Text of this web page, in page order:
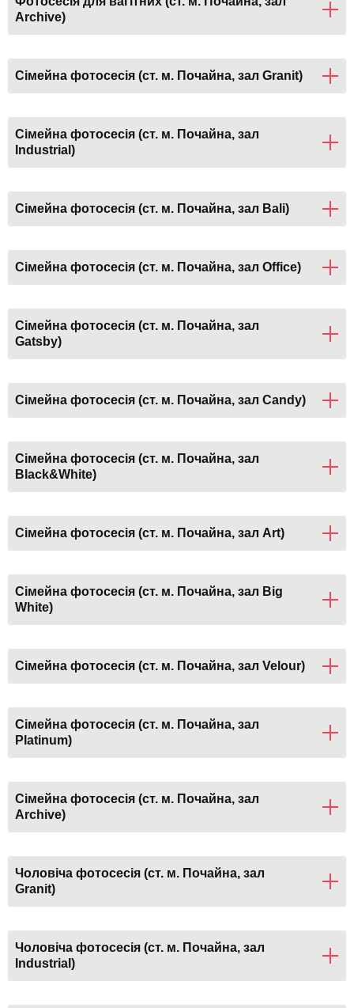
Archive)
Сімейна фотосесія (ст. м. Почайна, зал Granit)
Сімейна фотосесія (ст. м. Почайна, зал
Industrial)
Сімейна фотосесія (ст. м. Почайна, зал Bali)
Сімейна фотосесія (ст. м. Почайна, зал Office)
Сімейна фотосесія (ст. м. Почайна, зал
Gatsby)
Сімейна фотосесія (ст. м. Почайна, зал Candy)
Сімейна фотосесія (ст. м. Почайна, зал
Black&White)
Сімейна фотосесія (ст. м. Почайна, зал Art)
Сімейна фотосесія (ст. м. Почайна, зал Big
White)
Сімейна фотосесія (ст. м. Почайна, зал Velour)
Сімейна фотосесія (ст. м. Почайна, зал
Platinum)
Сімейна фотосесія (ст. м. Почайна, зал
Archive)
Чоловіча фотосесія (ст. м. Почайна, зал
Granit)
Чоловіча фотосесія (ст. м. Почайна, зал
Industrial)